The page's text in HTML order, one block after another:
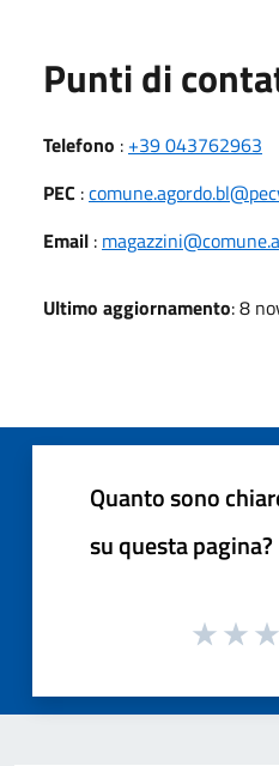
Punti di
Telefono : +39 043762963
PEC :
Email :
Ultimo aggiornamento: 8
Quanto sono
su questa pagina?